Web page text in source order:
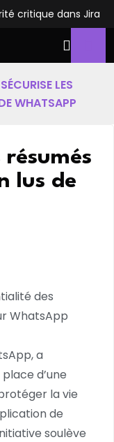
dans Jira
LES
WHATSAPP
résumés
lus de
des
WhatsApp
a
d’une
la vie
de
soulève